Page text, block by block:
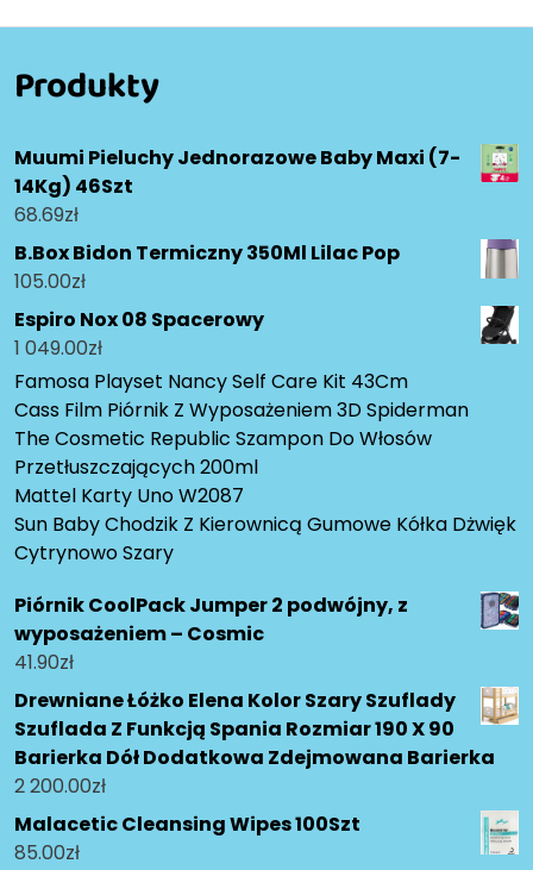
Produkty
Muumi Pieluchy Jednorazowe Baby Maxi (7-
14Kg) 46Szt
68.69zł
B.Box Bidon Termiczny 350Ml Lilac Pop
105.00zł
Espiro Nox 08 Spacerowy
1 049.00zł
Famosa Playset Nancy Self Care Kit 43Cm
Cass Film Piórnik Z Wyposażeniem 3D Spiderman
The Cosmetic Republic Szampon Do Włosów
Przetłuszczających 200ml
Mattel Karty Uno W2087
Sun Baby Chodzik Z Kierownicą Gumowe Kółka Dżwięk
Cytrynowo Szary
Piórnik CoolPack Jumper 2 podwójny, z
wyposażeniem – Cosmic
41.90zł
Drewniane Łóżko Elena Kolor Szary Szuflady
Szuflada Z Funkcją Spania Rozmiar 190 X 90
Barierka Dół Dodatkowa Zdejmowana Barierka
2 200.00zł
Malacetic Cleansing Wipes 100Szt
85.00zł